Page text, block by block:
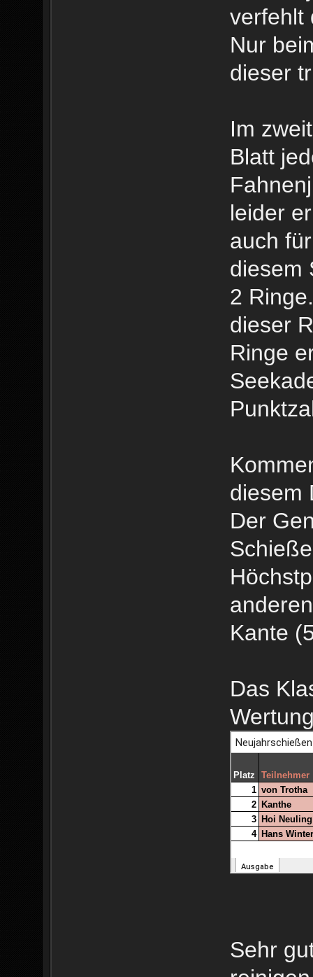
verfehlt
Nur
dieser
Im
Blatt
leider
auch
diesem
2
dieser
Ringe
diesem
Der
Kante
Das
Sehr